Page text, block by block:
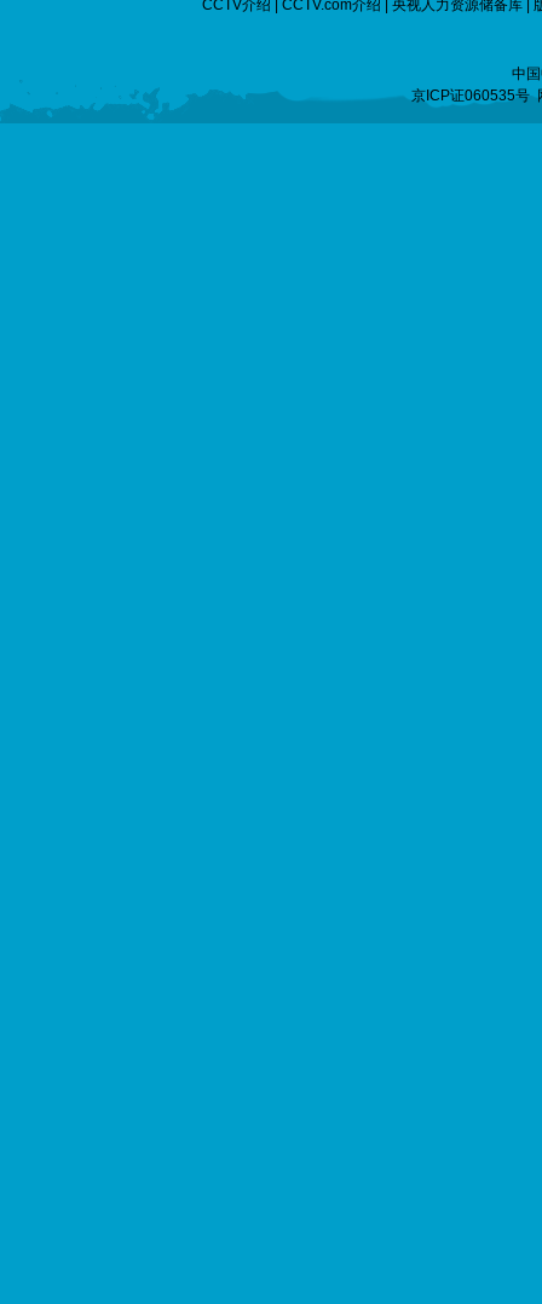
CCTV介绍 CCTV.com介绍 央视人力资源储备库
中
京ICP证060535号